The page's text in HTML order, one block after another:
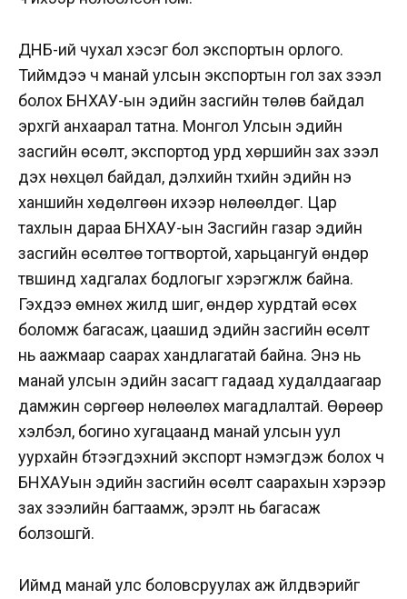
ДНБ-ий чухал хэсэг бол экспортын орлого.
Тиймдээ ч манай улсын экспортын гол зах зээл
болох БНХАУ-ын эдийн засгийн төлөв байдал
эрхгүй анхаарал татна. Монгол Улсын эдийн
засгийн өсөлт, экспортод урд хөршийн зах зээл
дэх нөхцөл байдал, дэлхийн түүхийн эдийн үнэ
ханшийн хөдөлгөөн ихээр нөлөөлдөг. Цар
тахлын дараа БНХАУ-ын Засгийн газар эдийн
засгийн өсөлтөө тогтвортой, харьцангуй өндөр
түвшинд хадгалах бодлогыг хэрэгжүүлж байна.
Гэхдээ өмнөх жилүүд шиг, өндөр хурдтай өсөх
боломж багасаж, цаашид эдийн засгийн өсөлт
нь аажмаар саарах хандлагатай байна. Энэ нь
манай улсын эдийн засагт гадаад худалдаагаар
дамжин сөргөөр нөлөөлөх магадлалтай. Өөрөөр
хэлбэл, богино хугацаанд манай улсын уул
уурхайн бүтээгдэхүүний экспорт нэмэгдэж болох ч
БНХАУын эдийн засгийн өсөлт саарахын хэрээр
зах зээлийн багтаамж, эрэлт нь багасаж
болзошгүй.
Иймд манай улс боловсруулах аж үйлдвэрийг